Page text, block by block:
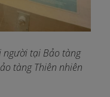
người tại Bảo tàng
tàng Thiên nhiên